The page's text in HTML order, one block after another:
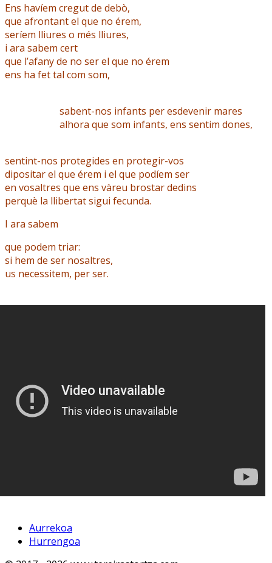
Ens havíem cregut de debò,
que afrontant el que no érem,
seríem lliures o més lliures,
i ara sabem cert
que l’afany de no ser el que no érem
ens ha fet tal com som,
sabent-nos infants per esdevenir mares
alhora que som infants, ens sentim dones,
sentint-nos protegides en protegir-vos
dipositar el que érem i el que podíem ser
en vosaltres que ens vàreu brostar dedins
perquè la llibertat sigui fecunda.
I ara sabem
que podem triar:
si hem de ser nosaltres,
us necessitem, per ser.
Aurrekoa
Hurrengoa